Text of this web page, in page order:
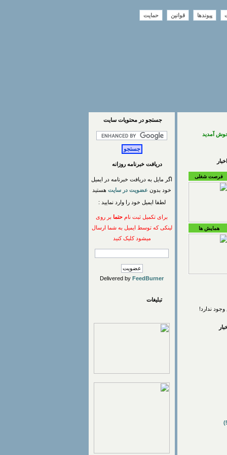
پیوندها قوانین حمایت
آمدید
فرصت شغلی
همایش ها
ندارد!
جستجو در محتويات سايت
دریافت خبرنامه روزانه
اگر مایل به دریافت خبرنامه در ایمیل
خود بدون عضویت در سایت هستید
لطفا ایمیل خود را وارد نمایید :
برای تکمیل ثبت نام حتما بر روی
لینکی که توسط ایمیل به شما ارسال
میشود کلیک کنید
Delivered by FeedBurner
تبلیغات